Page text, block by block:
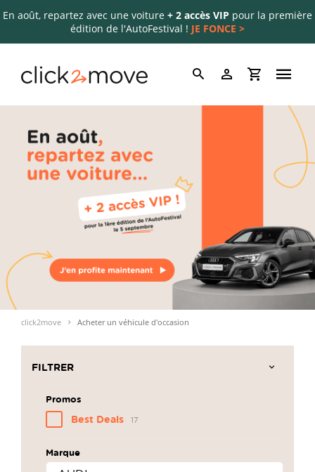
En août, repartez avec une voiture + 2 accès VIP pour la première
édition de l'AutoFestival ! JE FONCE >
click2move Acheter un véhicule d'occasion
FILTRER
Promos
Best Deals 17
Marque